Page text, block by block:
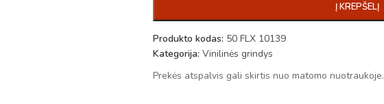
Į KREPŠELĮ
Produkto kodas: 50 FLX 10139
Kategorija: Vinilinės grindys
Prekės atspalvis gali skirtis nuo matomo nuotraukoje.